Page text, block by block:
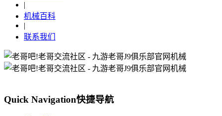
|
机械百科
|
联系我们
Quick Navigation快捷导航